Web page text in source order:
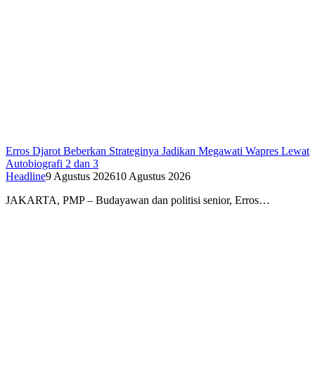
Erros Djarot Beberkan Strateginya Jadikan Megawati Wapres Lewat
Autobiografi 2 dan 3
Headline9 Agustus 202610 Agustus 2026
JAKARTA, PMP – Budayawan dan politisi senior, Erros…